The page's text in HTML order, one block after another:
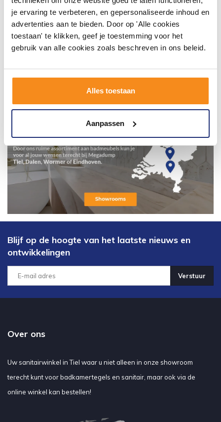
je ervaring te verbeteren, en gepersonaliseerde inhoud en
advertenties aan te bieden. Door op 'Alle cookies
toestaan' te klikken, geef je toestemming voor het
gebruik van alle cookies zoals beschreven in ons beleid.
Alles toestaan
Aanpassen
Blijf op de hoogte van het laatste nieuws en
ontwikkelingen
Verstuur
Over ons
Uw sanitairwinkel in Tiel waar u niet alleen in onze showroom
terecht kunt voor badkamertegels en sanitair, maar ook via de
online winkel kan bestellen!